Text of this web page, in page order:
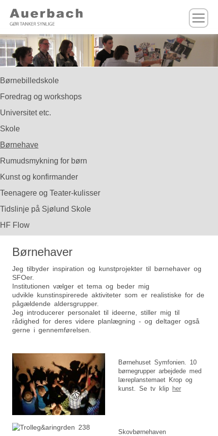
Børnebilledskole
Foredrag og workshops
Universitet etc.
Skole
Børnehave
Rumudsmykning for børn
Kunst og konfirmander
Teenagere og Teater-kulisser
Tidslinje på Sjølund Skole
HF Flow
Børnehaver
Jeg tilbyder inspiration og kunstprojekter til børnehaver og
SFOer.
Institutionen vælger et tema og beder mig
udvikle kunstinspirerede aktiviteter som er realistiske for de
pågældende aldersgrupper.
Jeg introducerer personalet til ideerne, stiller mig til
rådighed for deres videre planlægning - og deltager også
gerne i gennemførelsen.
Børnehuset Symfonien. 10
børnegrupper arbejdede med
læreplanstemaet Krop og
kunst. Se tv klip her
Skovbørnehaven